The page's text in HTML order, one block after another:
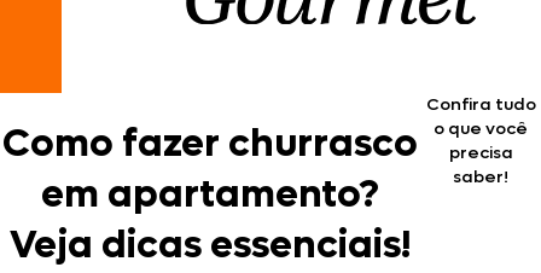
Como fazer churrasco
em apartamento?
Veja dicas essenciais!
Confira tudo
o que você
precisa
saber!